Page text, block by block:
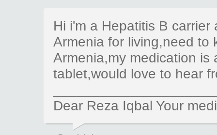
Hi i'm a Hepatitis B
Armenia for living,need to
Armenia,my medication is
tablet,would love to hear
Dear Reza Iqbal Your